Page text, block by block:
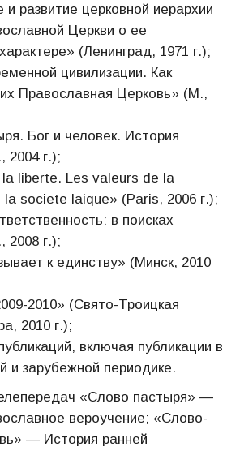
развитие церковной иерархии
Церкви о ее
(Ленинград, 1971 г.);
цивилизации. Как
Православная Церковь» (М.,
Бог и человек. История
2004 г.);
la liberte. Les valeurs de la
societe laique» (Paris, 2006 г.);
в поисках
2008 г.);
к единству» (Минск, 2010
2010» (Свято-Троицкая
2010 г.);
включая публикации в
и зарубежной периодике.
«Слово пастыря» —
вероучение; «Слово-
— История ранней